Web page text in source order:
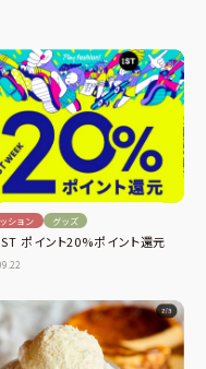
ション グッズ
ポイント20%ポイント還元